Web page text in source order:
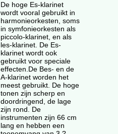
De hoge Es-klarinet
wordt vooral gebruikt in
harmonieorkesten, soms
in symfonieorkesten als
piccolo-klarinet, en als
les-klarinet. De Es-
klarinet wordt ook
gebruikt voor speciale
effecten.De Bes- en de
A-klarinet worden het
meest gebruikt. De hoge
tonen zijn scherp en
doordringend, de lage
zijn rond. De
instrumenten zijn 66 cm
lang en hebben een